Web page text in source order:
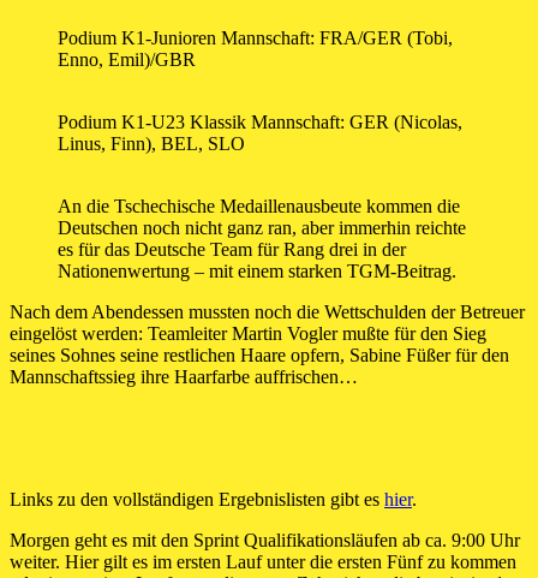
Podium K1-Junioren Mannschaft: FRA/GER (Tobi,
Enno, Emil)/GBR
Podium K1-U23 Klassik Mannschaft: GER (Nicolas,
Linus, Finn), BEL, SLO
An die Tschechische Medaillenausbeute kommen die
Deutschen noch nicht ganz ran, aber immerhin reichte
es für das Deutsche Team für Rang drei in der
Nationenwertung – mit einem starken TGM-Beitrag.
Nach dem Abendessen mussten noch die Wettschulden der Betreuer
eingelöst werden: Teamleiter Martin Vogler mußte für den Sieg
seines Sohnes seine restlichen Haare opfern, Sabine Füßer für den
Mannschaftssieg ihre Haarfarbe auffrischen…
Links zu den vollständigen Ergebnislisten gibt es hier.
Morgen geht es mit den Sprint Qualifikationsläufen ab ca. 9:00 Uhr
weiter. Hier gilt es im ersten Lauf unter die ersten Fünf zu kommen